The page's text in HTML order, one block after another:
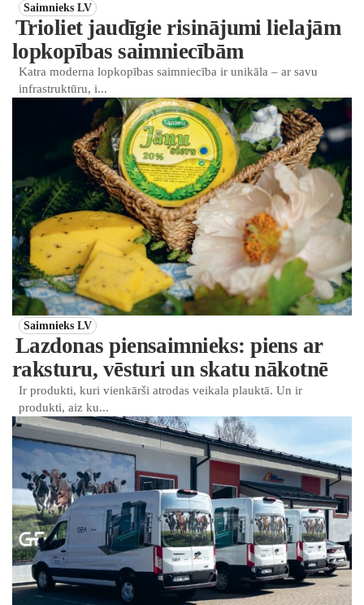
Saimnieks LV
Trioliet jaudīgie risinājumi lielajām
lopkopības saimniecībām
Katra moderna lopkopības saimniecība ir unikāla – ar savu
infrastruktūru, i...
Saimnieks LV
Lazdonas piensaimnieks: piens ar
raksturu, vēsturi un skatu nākotnē
Ir produkti, kuri vienkārši atrodas veikala plauktā. Un ir
produkti, aiz ku...